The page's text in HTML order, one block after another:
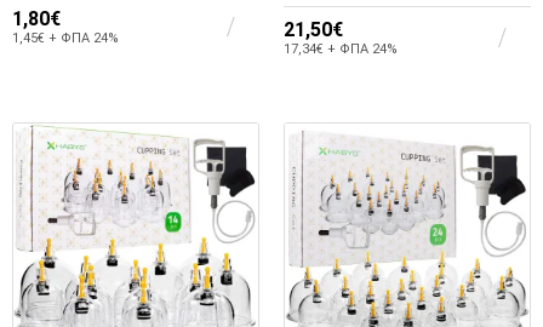
1,80€
1,45€ + ΦΠΑ 24% 21,50€
17,34€ + ΦΠΑ 24%